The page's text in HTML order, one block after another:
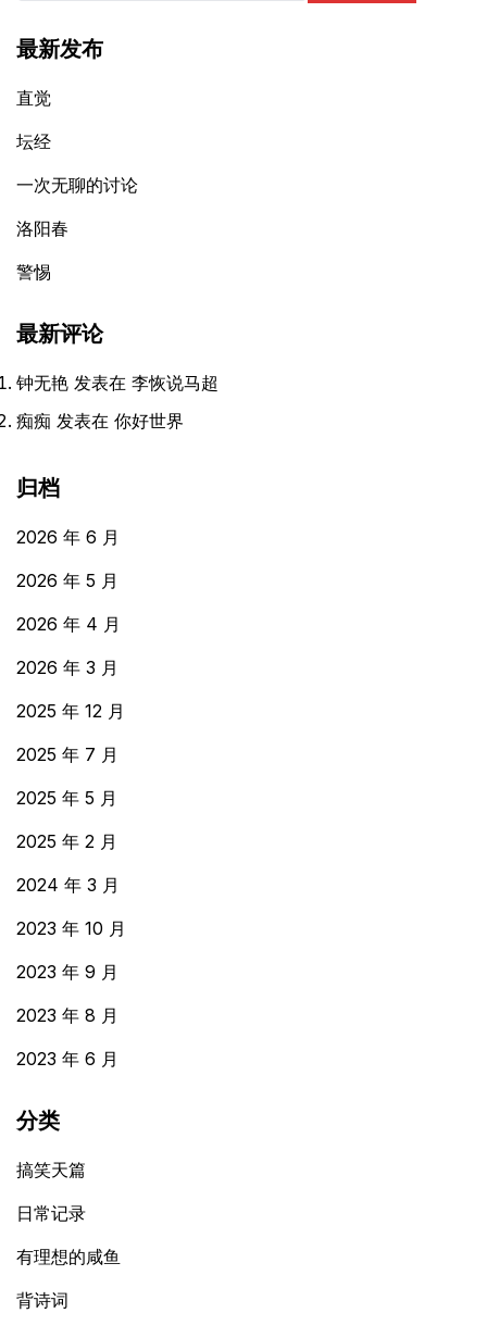
最新发布
直觉
坛经
一次无聊的讨论
洛阳春
警惕
最新评论
钟无艳 发表在 李恢说马超
痴痴 发表在 你好世界
归档
2026 年 6 月
2026 年 5 月
2026 年 4 月
2026 年 3 月
2025 年 12 月
2025 年 7 月
2025 年 5 月
2025 年 2 月
2024 年 3 月
2023 年 10 月
2023 年 9 月
2023 年 8 月
2023 年 6 月
分类
搞笑天篇
日常记录
有理想的咸鱼
背诗词